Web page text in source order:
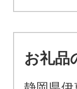
お礼品